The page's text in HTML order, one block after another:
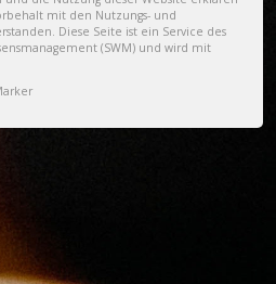
mit den Nutzungs- und
Diese Seite ist ein Service des
(SWM) und wird mit